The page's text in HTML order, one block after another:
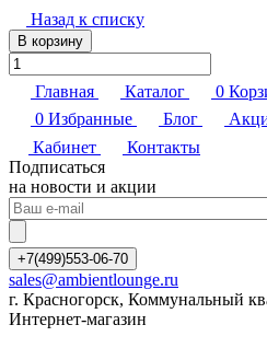
Назад к списку
В корзину
Главная Каталог 0
0 Избранные Блог
Кабинет
Контакты
Подписаться
на новости и акции
+7(499)553-06-70
sales@ambientlounge.ru
г. Красногорск, Коммунальный
Интернет-магазин